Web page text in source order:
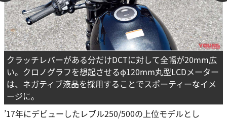
クラッチレバーがある分だけDCTに対して全幅が20mm広
い。クロノグラフを想起させるφ120mm丸型LCDメーター
は、ネガティブ液晶を採用することでスポーティーなイメ
ージに。
’17年にデビューしたレブル250/500の上位モデルとし